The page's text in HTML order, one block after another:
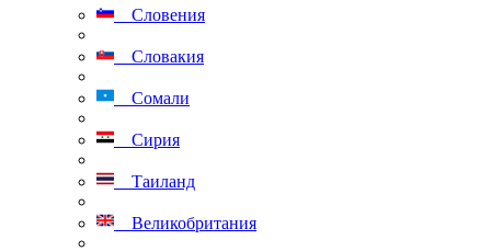
Словения
Словакия
Сомали
Сирия
Таиланд
Великобритания